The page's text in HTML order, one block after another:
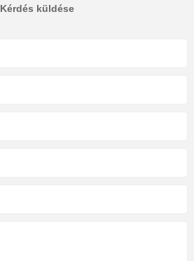
Kérdés küldése